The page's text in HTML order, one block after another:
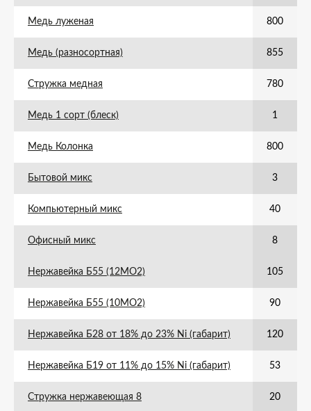
Медь луженая 800
Медь (разносортная) 855
Стружка медная 780
Медь 1 сорт (блеск) 1
Медь Колонка 800
Бытовой микс 3
Компьютерный микс 40
Офисный микс 8
Нержавейка Б55 (12МО2) 105
Нержавейка Б55 (10МО2) 90
Нержавейка Б28 от 18% до 23% Ni (габарит) 120
Нержавейка Б19 от 11% до 15% Ni (габарит) 53
Стружка нержавеющая 8 20